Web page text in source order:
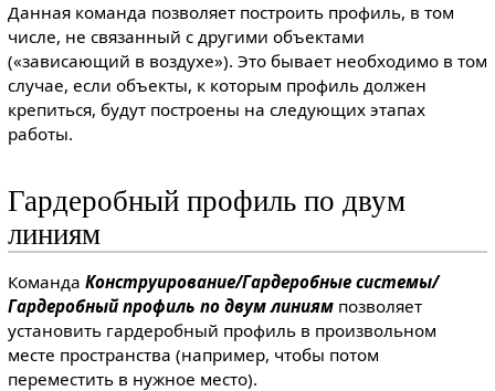
Данная команда позволяет построить профиль, в том
числе, не связанный с другими объектами
(«зависающий в воздухе»). Это бывает необходимо в том
случае, если объекты, к которым профиль должен
крепиться, будут построены на следующих этапах
работы.
Гардеробный профиль по двум
линиям
Команда Конструирование/Гардеробные системы/
Гардеробный профиль по двум линиямпозволяет
установить гардеробный профиль в произвольном
месте пространства (например, чтобы потом
переместить в нужное место).